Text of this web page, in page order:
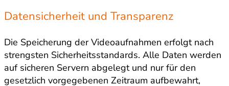
Datensicherheit und Transparenz
Die Speicherung der Videoaufnahmen erfolgt nach
strengsten Sicherheitsstandards. Alle Daten werden
auf sicheren Servern abgelegt und nur für den
gesetzlich vorgegebenen Zeitraum aufbewahrt,